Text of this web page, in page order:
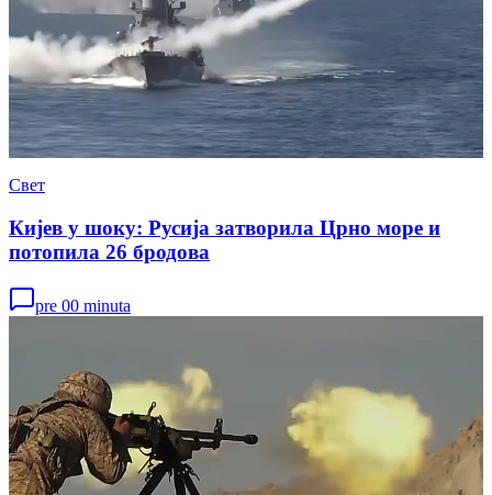
Свет
Кијев у шоку: Русија затворила Црно море и
потопила 26 бродова
pre 00 minuta